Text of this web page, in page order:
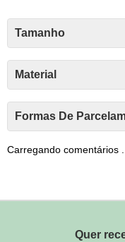
Tamanho
Material
Formas De
Carregando comentários
Quer